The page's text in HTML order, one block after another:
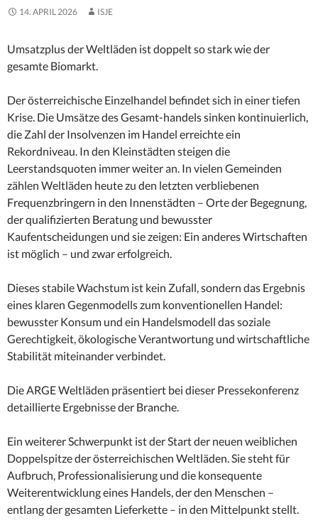
14. APRIL 2026 ISJE
Umsatzplus der Weltläden ist doppelt so stark wie der
gesamte Biomarkt.
Der österreichische Einzelhandel befindet sich in einer tiefen
Krise. Die Umsätze des Gesamt-handels sinken kontinuierlich,
die Zahl der Insolvenzen im Handel erreichte ein
Rekordniveau. In den Kleinstädten steigen die
Leerstandsquoten immer weiter an. In vielen Gemeinden
zählen Weltläden heute zu den letzten verbliebenen
Frequenzbringern in den Innenstädten – Orte der Begegnung,
der qualifizierten Beratung und bewusster
Kaufentscheidungen und sie zeigen: Ein anderes Wirtschaften
ist möglich – und zwar erfolgreich.
Dieses stabile Wachstum ist kein Zufall, sondern das Ergebnis
eines klaren Gegenmodells zum konventionellen Handel:
bewusster Konsum und ein Handelsmodell das soziale
Gerechtigkeit, ökologische Verantwortung und wirtschaftliche
Stabilität miteinander verbindet.
Die ARGE Weltläden präsentiert bei dieser Pressekonferenz
detaillierte Ergebnisse der Branche.
Ein weiterer Schwerpunkt ist der Start der neuen weiblichen
Doppelspitze der österreichischen Weltläden. Sie steht für
Aufbruch, Professionalisierung und die konsequente
Weiterentwicklung eines Handels, der den Menschen –
entlang der gesamten Lieferkette – in den Mittelpunkt stellt.